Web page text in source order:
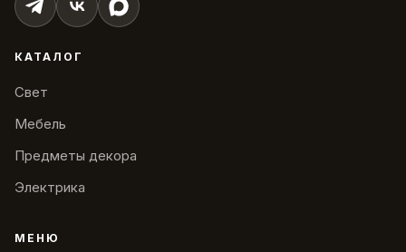
КАТАЛОГ
Свет
Мебель
Предметы декора
Электрика
МЕНЮ